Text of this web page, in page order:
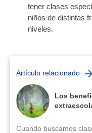
tener clases
niños de distintas
niveles.
Artículo relacionado
Los
Cuando buscamos